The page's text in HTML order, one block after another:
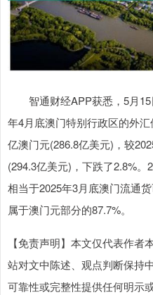
智通财经APP获悉，5月
年4月底澳门特别行政区的外
亿澳门元(286.8亿美元)，较
(294.3亿美元)，下跌了2.8%
相当于2025年3月底澳门流通
属于澳门元部分的87.7%。
【免责声明】本文仅代表作
站对文中陈述、观点判断保持
可靠性或完整性提供任何明示